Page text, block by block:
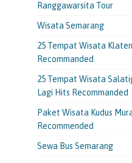
Ranggawarsita Tour
Wisata Semarang
25 Tempat Wisata
Recommanded
25 Tempat Wisata
Lagi Hits Recommanded
Paket Wisata Kudus
Recommended
Sewa Bus Semarang